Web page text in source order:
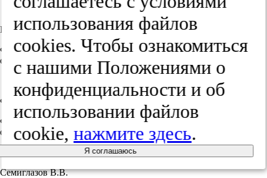
ORCID:0000-0001-7508-8383
Кудряшова Т.И.
ФГБУ «Национальный медицинский исследовательский центр
онкологии им. Н.Н. Петрова» Минздрава России
ORCID:
Филатова Л.В.
ФГБУ «Национальный медицинский исследовательский центр
онкологии им. Н.Н. Петрова» Минздрава России
0000-0002-0728-4582
Семиглазов В.В.
использования файлов
cооkies. Чтобы ознакомиться
с нашими Положениями о
конфиденциальности и об
использовании файлов
cookie,нажмите здесь.
Я соглашаюсь